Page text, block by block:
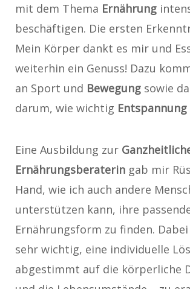
mit dem Thema Ernährung
beschäftigen. Die ersten
Mein Körper dankt es mir und
weiterhin ein Genuss! Dazu
an Sport und Bewegung sowie
darum, wie wichtig Entspannung
Eine Ausbildung zur
Ernährungsberaterin gab mir
Hand, wie ich auch andere
unterstützen kann, ihre
Ernährungsform zu finden.
sehr wichtig, eine individuelle
abgestimmt auf die körperliche